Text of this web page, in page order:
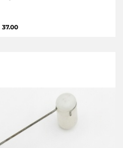
37.00